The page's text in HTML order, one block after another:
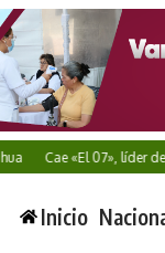
Cae «El 07», líder de
Inicio